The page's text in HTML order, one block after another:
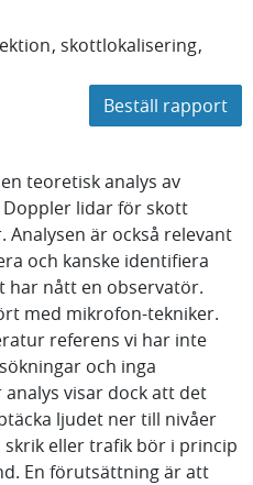
skottlokalisering
Beställ rapport
teoretisk analys av
lidar för skott
är också relevant
och kanske identifiera
har nått en observatör.
med mikrofon-tekniker.
referens vi har inte
och inga
visar dock att det
ljudet ner till nivåer
eller trafik bör i princip
En förutsättning är att